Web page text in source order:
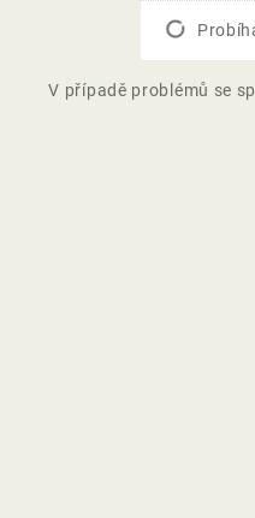
V případě problémů se